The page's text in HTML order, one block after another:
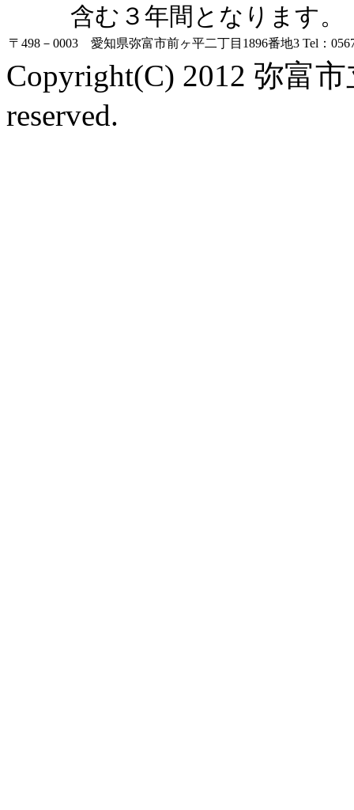
含む３年間となります。
〒498－0003 愛知県弥富市前ヶ平二丁目1896番地3 Tel：
Copyright(C) 2012 弥富
reserved.